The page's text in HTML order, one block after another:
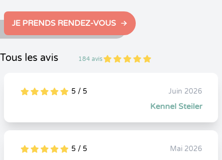
JE PRENDS RENDEZ-VOUS
Tous les avis 184 avis 5
1
5
184
5
1
5
0 5 / 5 Juin 2026
Kennel Steiler
5
1
5
0 5 / 5 Mai 2026